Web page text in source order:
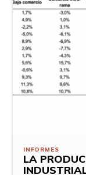
INFORMES
LA